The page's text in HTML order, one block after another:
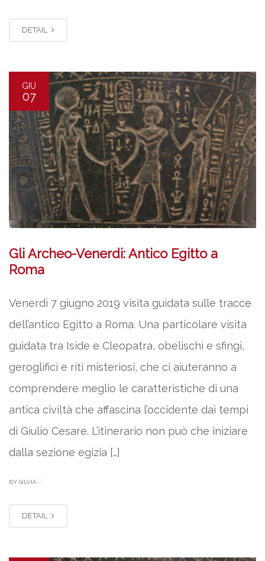
DETAIL
GIU
07
Gli Archeo-Venerdi: Antico Egitto a
Roma
Venerdì 7 giugno 2019 visita guidata sulle tracce
dell’antico Egitto a Roma. Una particolare visita
guidata tra Iside e Cleopatra, obelischi e sfingi,
geroglifici e riti misteriosi, che ci aiuteranno a
comprendere meglio le caratteristiche di una
antica civiltà che affascina l’occidente dai tempi
di Giulio Cesare. L’itinerario non può che iniziare
dalla sezione egizia […]
BY SILVIA
DETAIL